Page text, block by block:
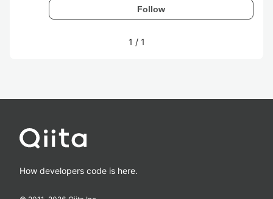
Follow
1 / 1
How developers code is here.